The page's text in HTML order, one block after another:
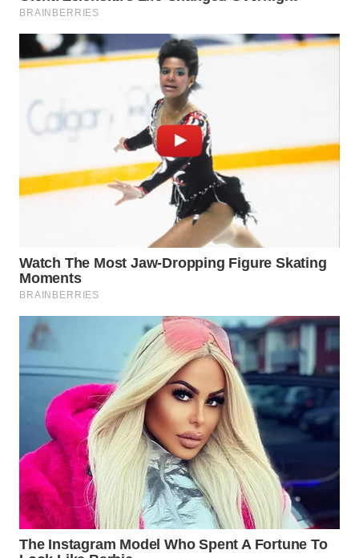
WN
UTARA
SAMOSIR
LAWAS
WN
CIANJUR
KEPULAUAN
SERIBU
WN
TANGERANG
WN
BINJAI
WN
CIREBON